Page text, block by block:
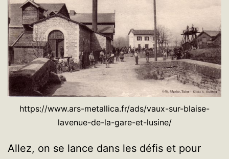
https://www.ars-metallica.fr/ads/vaux-sur-blaise-
lavenue-de-la-gare-et-lusine/
Allez, on se lance dans les défis et pour